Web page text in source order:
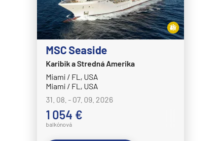
MSC Seaside
Karibik a Stredná Amerika
Miami / FL, USA
Miami / FL, USA
31. 08. - 07. 09. 2026
1 054 €
balkónová